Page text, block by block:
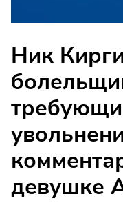
Ник
девушке